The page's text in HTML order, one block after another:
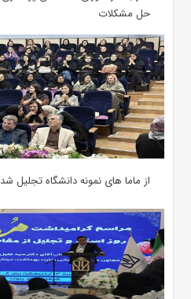
حل مشکلات
از ماما های نمونه دانشگاه تجلیل شد